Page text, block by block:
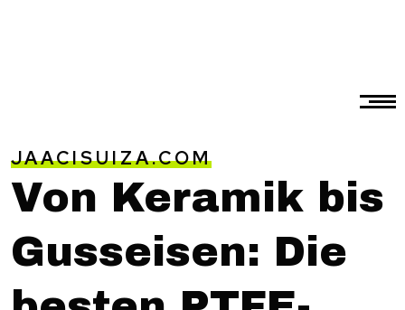
JAACISUIZA.COM
Von Keramik bis
Gusseisen: Die